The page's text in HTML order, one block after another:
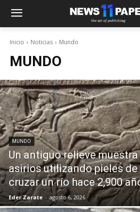
Inicio Noticias Mundo
MUNDO
MUNDO
Un antiguo relieve
asirios utilizando pieles de
cruzar un río hace 2,900
Eder Zarate - agosto 6, 2026